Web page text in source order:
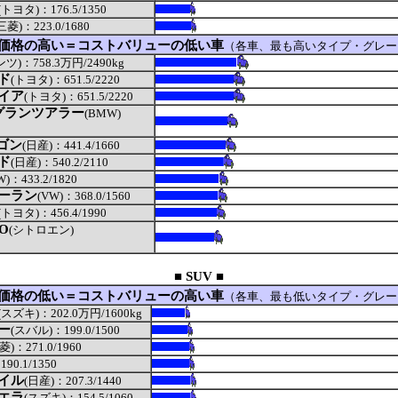
ヨタ)：176.5/1350
菱)：223.0/1680
格の高い＝コストバリューの低い車 （各車、最も高いタイプ・グレ
ツ)：758.3万円/2490kg
(トヨタ)：651.5/2220
ア(トヨタ)：651.5/2220
ンツアラー(BMW)
ン(日産)：441.4/1660
(日産)：540.2/2110
：433.2/1820
ラン(VW)：368.0/1560
ヨタ)：456.4/1990
(シトロエン)
■ SUV ■
格の低い＝コストバリューの高い車 （各車、最も低いタイプ・グレ
ズキ)：202.0万円/1600kg
(スバル)：199.0/1500
)：271.0/1960
1350
ル(日産)：207.3/1440